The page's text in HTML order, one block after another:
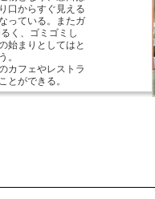
口からすぐ見える
っている。またガ
く、ゴミゴミし
始まりとしてはと
。
カフェやレストラ
とができる。